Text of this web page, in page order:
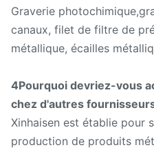
Graverie
canaux, filet de filtre de
métallique, écailles
4Pourquoi devriez-vous
chez d'autres
Xinhaisen est établie pour
production de produits